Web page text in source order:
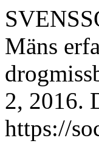
Mäns
2, 2016.
https://